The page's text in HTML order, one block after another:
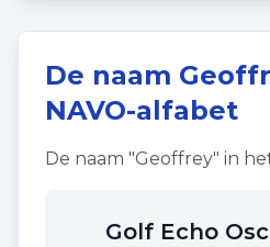
De naam
NAVO-alfabet
De naam "Geoffrey" in
Golf Echo